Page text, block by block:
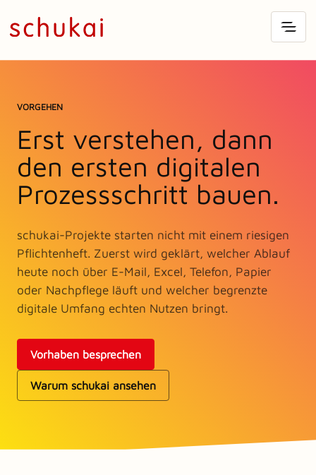
VORGEHEN
Erst verstehen, dann
den ersten digitalen
Prozessschritt bauen.
schukai-Projekte starten nicht mit einem riesigen
Pflichtenheft. Zuerst wird geklärt, welcher Ablauf
heute noch über E-Mail, Excel, Telefon, Papier
oder Nachpflege läuft und welcher begrenzte
digitale Umfang echten Nutzen bringt.
Vorhaben besprechen
Warum schukai ansehen